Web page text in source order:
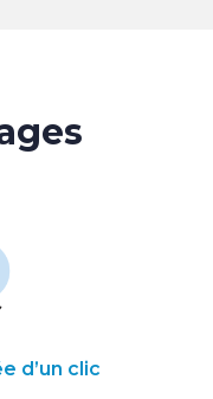
d’un clic